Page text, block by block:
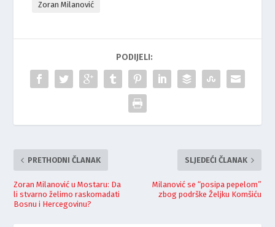
Zoran Milanović
PODIJELI:
PRETHODNI ČLANAK
Zoran Milanović u Mostaru: Da
li stvarno želimo raskomadati
Bosnu i Hercegovinu?
SLJEDEĆI ČLANAK
Milanović se “posipa pepelom”
zbog podrške Željku Komšiću